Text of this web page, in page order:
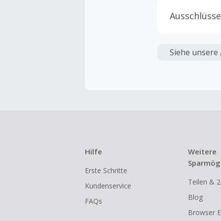
Ausschlüsse
verwendet
Händlern
gestartet
Siehe unsere
Hilfe
Erste Schritte
Kundenservice
FAQs
Weitere
Teilen &
Blog
Browser